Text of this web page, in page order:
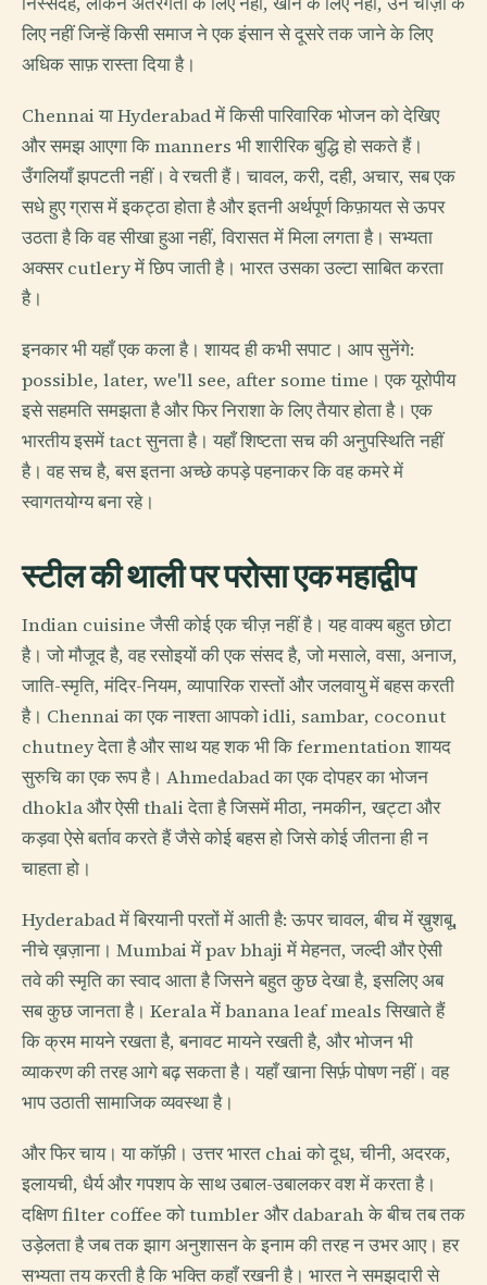
लिए नहीं जिन्हें किसी समाज ने एक इंसान से दूसरे तक जाने के लिए
अधिक साफ़ रास्ता दिया है।
Chennai या Hyderabad में किसी पारिवारिक भोजन को देखिए
और समझ आएगा कि manners भी शारीरिक बुद्धि हो सकते हैं।
उँगलियाँ झपटती नहीं। वे रचती हैं। चावल, करी, दही, अचार, सब एक
सधे हुए ग्रास में इकट्ठा होता है और इतनी अर्थपूर्ण किफ़ायत से ऊपर
उठता है कि वह सीखा हुआ नहीं, विरासत में मिला लगता है। सभ्यता
अक्सर cutlery में छिप जाती है। भारत उसका उल्टा साबित करता
है।
इनकार भी यहाँ एक कला है। शायद ही कभी सपाट। आप सुनेंगे:
possible, later, we'll see, after some time। एक यूरोपीय
इसे सहमति समझता है और फिर निराशा के लिए तैयार होता है। एक
भारतीय इसमें tact सुनता है। यहाँ शिष्टता सच की अनुपस्थिति नहीं
है। वह सच है, बस इतना अच्छे कपड़े पहनाकर कि वह कमरे में
स्वागतयोग्य बना रहे।
स्टील की थाली पर परोसा एक महाद्वीप
Indian cuisine जैसी कोई एक चीज़ नहीं है। यह वाक्य बहुत छोटा
है। जो मौजूद है, वह रसोइयों की एक संसद है, जो मसाले, वसा, अनाज,
जाति-स्मृति, मंदिर-नियम, व्यापारिक रास्तों और जलवायु में बहस करती
है। Chennai का एक नाश्ता आपको idli, sambar, coconut
chutney देता है और साथ यह शक भी कि fermentation शायद
सुरुचि का एक रूप है। Ahmedabad का एक दोपहर का भोजन
dhokla और ऐसी thali देता है जिसमें मीठा, नमकीन, खट्टा और
कड़वा ऐसे बर्ताव करते हैं जैसे कोई बहस हो जिसे कोई जीतना ही न
चाहता हो।
Hyderabad में बिरयानी परतों में आती है: ऊपर चावल, बीच में ख़ुशबू,
नीचे ख़ज़ाना। Mumbai में pav bhaji में मेहनत, जल्दी और ऐसी
तवे की स्मृति का स्वाद आता है जिसने बहुत कुछ देखा है, इसलिए अब
सब कुछ जानता है। Kerala में banana leaf meals सिखाते हैं
कि क्रम मायने रखता है, बनावट मायने रखती है, और भोजन भी
व्याकरण की तरह आगे बढ़ सकता है। यहाँ खाना सिर्फ़ पोषण नहीं। वह
भाप उठाती सामाजिक व्यवस्था है।
और फिर चाय। या कॉफ़ी। उत्तर भारत chai को दूध, चीनी, अदरक,
इलायची, धैर्य और गपशप के साथ उबाल-उबालकर वश में करता है।
दक्षिण filter coffee को tumbler और dabarah के बीच तब तक
उड़ेलता है जब तक झाग अनुशासन के इनाम की तरह न उभर आए। हर
सभ्यता तय करती है कि भक्ति कहाँ रखनी है। भारत ने समझदारी से